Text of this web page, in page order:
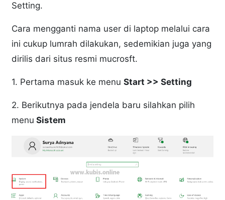
Setting.
Cara mengganti nama user di laptop melalui cara
ini cukup lumrah dilakukan, sedemikian juga yang
dirilis dari situs resmi mucrosft.
1. Pertama masuk ke menuStart >> Setting
2. Berikutnya pada jendela baru silahkan pilih
menu Sistem